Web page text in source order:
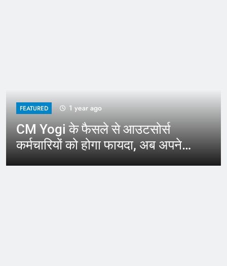
FEATURED 1 year ago
CM Yogi के फैसले से आउटसोर्स
कर्मचारियों को होगा फायदा, अब अपने
जिले में कर सकेंगे काम